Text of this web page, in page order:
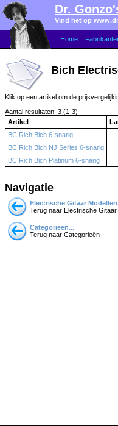
:: Home ::
Dr.
Vind het op
Bich
Klik op een artikel om de
Aantal resultaten: 3 (1-3)
Artikel
BC Rich Bich 6-snarig
BC Rich Bich NJ Series 6-snarig
BC Rich Bich Platinum 6-snarig
Navigatie
Electrische Gitaar
Terug naar Electrische Gitaar
Categorieën...
Terug naar Categorieën